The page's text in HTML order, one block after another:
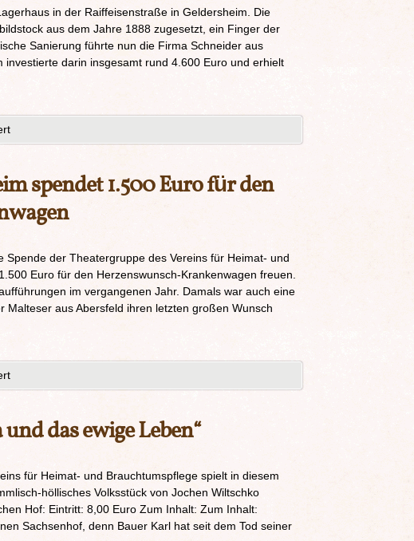
in der Raiffeisenstraße in Geldersheim. Die
aus dem Jahre 1888 zugesetzt, ein Finger der
Sanierung führte nun die Firma Schneider aus
darin insgesamt rund 4.600 Euro und erhielt
spendet 1.500 Euro für den
Spende der Theatergruppe des Vereins für Heimat- und
Euro für den Herzenswunsch-Krankenwagen freuen.
im vergangenen Jahr. Damals war auch eine
Malteser aus Abersfeld ihren letzten großen Wunsch
das ewige Leben“
für Heimat- und Brauchtumspflege spielt in diesem
höllisches Volksstück von Jochen Wiltschko
Hof: Eintritt: 8,00 Euro Zum Inhalt: Zum Inhalt:
Sachsenhof, denn Bauer Karl hat seit dem Tod seiner